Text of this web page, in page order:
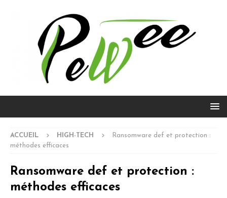
ACCUEIL HIGH-TECH
Ransomware def et protection :
méthodes efficaces
Ransomware def et protection :
méthodes efficaces